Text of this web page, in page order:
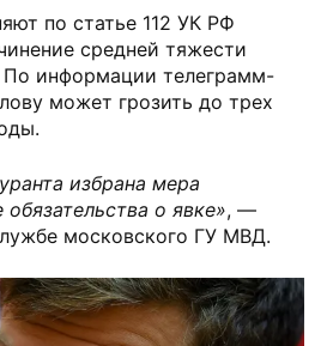
по статье 112 УК РФ
средней тяжести
По информации телеграмм-
может грозить до трех
избрана мера
о явке», —
московского ГУ МВД.